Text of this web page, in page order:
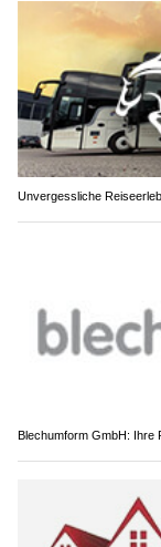
Unvergessliche
Blechumform GmbH: Ihre